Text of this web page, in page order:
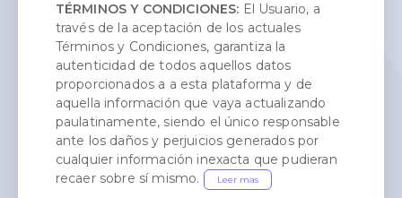
TÉRMINOS Y CONDICIONES: El Usuario, a
través de la aceptación de los actuales
Términos y Condiciones, garantiza la
autenticidad de todos aquellos datos
proporcionados a a esta plataforma y de
aquella información que vaya actualizando
paulatinamente, siendo el único responsable
ante los daños y perjuicios generados por
cualquier información inexacta que pudieran
recaer sobre sí mismo.
Leer mas